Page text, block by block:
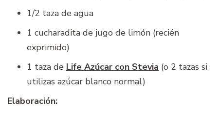
1/2 taza de agua
1 cucharadita de jugo de limón (recién
exprimido)
1 taza de Life Azúcar con Stevia (o 2 tazas si
utilizas azúcar blanco normal)
Elaboración: